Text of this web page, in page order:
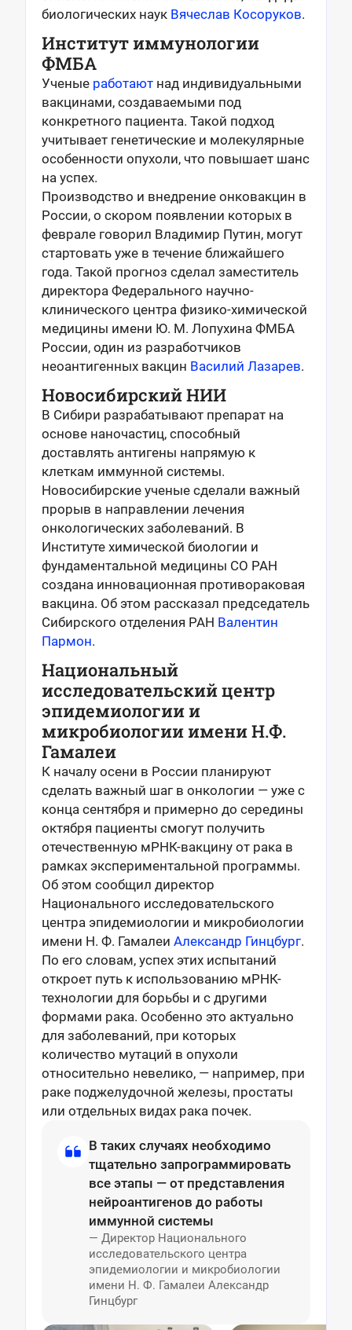
биологических наук Вячеслав Косоруков.
Институт иммунологии
ФМБА
Ученые работают над индивидуальными
вакцинами, создаваемыми под
конкретного пациента. Такой подход
учитывает генетические и молекулярные
особенности опухоли, что повышает шанс
на успех.
Производство и внедрение онковакцин в
России, о скором появлении которых в
феврале говорил Владимир Путин, могут
стартовать уже в течение ближайшего
года. Такой прогноз сделал заместитель
директора Федерального научно-
клинического центра физико-химической
медицины имени Ю. М. Лопухина ФМБА
России, один из разработчиков
неоантигенных вакцин Василий Лазарев.
Новосибирский НИИ
В Сибири разрабатывают препарат на
основе наночастиц, способный
доставлять антигены напрямую к
клеткам иммунной системы.
Новосибирские ученые сделали важный
прорыв в направлении лечения
онкологических заболеваний. В
Институте химической биологии и
фундаментальной медицины СО РАН
создана инновационная противораковая
вакцина. Об этом рассказал председатель
Сибирского отделения РАН Валентин
Пармон.
Национальный
исследовательский центр
эпидемиологии и
микробиологии имени Н.Ф.
Гамалеи
К началу осени в России планируют
сделать важный шаг в онкологии — уже с
конца сентября и примерно до середины
октября пациенты смогут получить
отечественную мРНК-вакцину от рака в
рамках экспериментальной программы.
Об этом сообщил директор
Национального исследовательского
центра эпидемиологии и микробиологии
имени Н. Ф. Гамалеи Александр Гинцбург.
По его словам, успех этих испытаний
откроет путь к использованию мРНК-
технологии для борьбы и с другими
формами рака. Особенно это актуально
для заболеваний, при которых
количество мутаций в опухоли
относительно невелико, — например, при
раке поджелудочной железы, простаты
или отдельных видах рака почек.
В таких случаях необходимо
тщательно запрограммировать
все этапы — от представления
нейроантигенов до работы
иммунной системы
— Директор Национального
исследовательского центра
эпидемиологии и микробиологии
имени Н. Ф. Гамалеи Александр
Гинцбург